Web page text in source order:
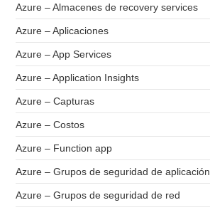
Azure – Almacenes de recovery services
Azure – Aplicaciones
Azure – App Services
Azure – Application Insights
Azure – Capturas
Azure – Costos
Azure – Function app
Azure – Grupos de seguridad de aplicación
Azure – Grupos de seguridad de red